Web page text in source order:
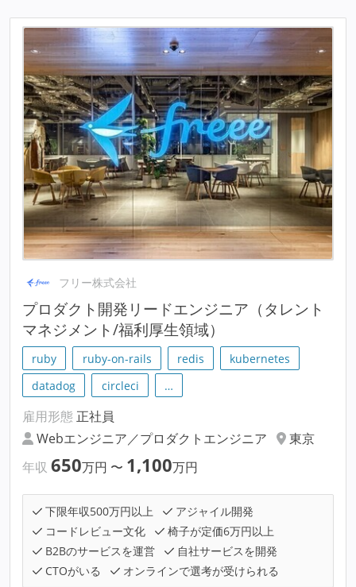
フリー株式会社
プロダクト開発リードエンジニア（タレント
マネジメント/福利厚生領域）
ruby ruby-on-rails redis
kubernetes
datadog
circleci …
雇用形態 正社員
Webエンジニア／プロダクトエンジニア
東京
年収 650万円 〜 1,100万円
下限年収500万円以上
アジャイル開発
コードレビュー文化
椅子が定価6万円以上
B2Bのサービスを運営
自社サービスを開発
CTOがいる
オンラインで選考が受けられる